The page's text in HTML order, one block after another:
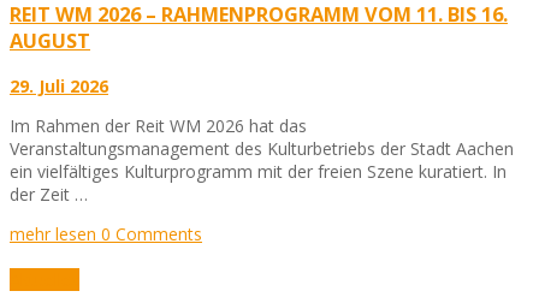
REIT WM 2026 – RAHMENPROGRAMM VOM 11. BIS 16.
AUGUST
29. Juli 2026
Im Rahmen der Reit WM 2026 hat das
Veranstaltungsmanagement des Kulturbetriebs der Stadt Aachen
ein vielfältiges Kulturprogramm mit der freien Szene kuratiert. In
der Zeit …
mehr lesen 0 Comments